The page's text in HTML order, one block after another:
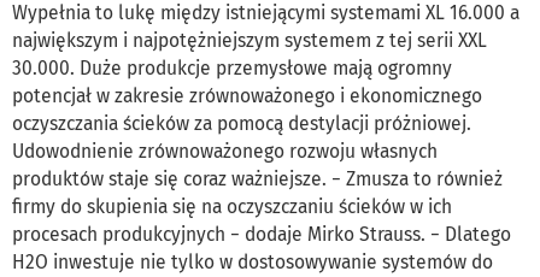
Wypełnia to lukę między istniejącymi systemami XL 16.000 a
największym i najpotężniejszym systemem z tej serii XXL
30.000. Duże produkcje przemysłowe mają ogromny
potencjał w zakresie zrównoważonego i ekonomicznego
oczyszczania ścieków za pomocą destylacji próżniowej.
Udowodnienie zrównoważonego rozwoju własnych
produktów staje się coraz ważniejsze. − Zmusza to również
firmy do skupienia się na oczyszczaniu ścieków w ich
procesach produkcyjnych − dodaje Mirko Strauss. − Dlatego
H2O inwestuje nie tylko w dostosowywanie systemów do